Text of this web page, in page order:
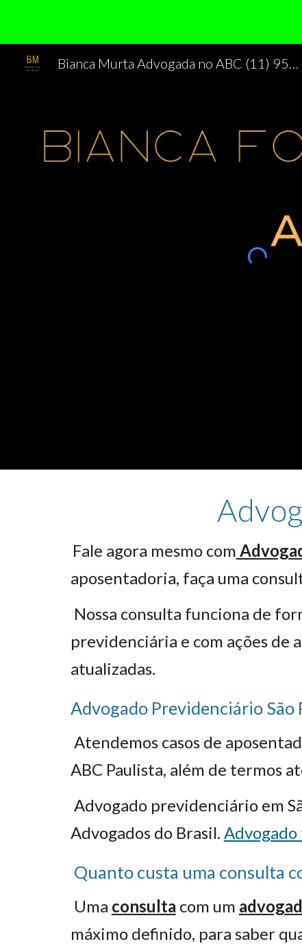
Bianca Murta Advogada no ABC (11) 95358-1999
Fale agora mesmo com
aposentadoria, faça uma
Nossa consulta funciona de
previdenciária e com ações de
atualizadas.
Advogado Previdenciário São
Atendemos casos de
ABC Paulista, além de termos
Advogado previdenciário em
Advogados do Brasil.
Quanto custa uma consulta
Uma consulta com um
máximo definido, para saber